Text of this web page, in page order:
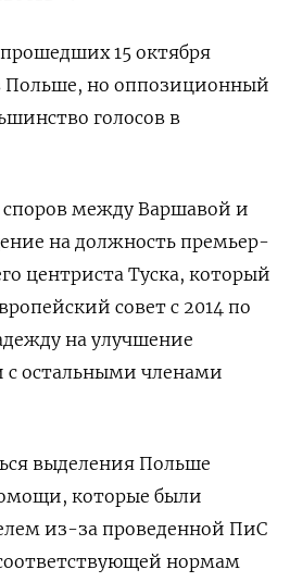
15 октября
Польше, но оппозиционный
голосов в
между Варшавой и
на должность премьер-
центриста Туска, который
совет с 2014 по
на улучшение
остальными членами
выделения Польше
которые были
из-за проведенной ПиС
нормам